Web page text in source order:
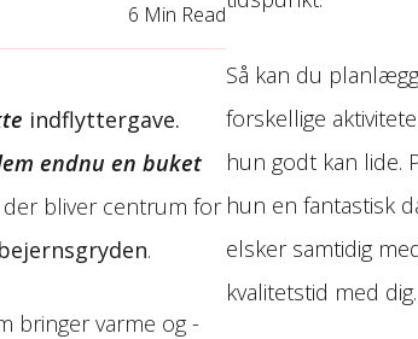
6 Min Read
indflyttergave.
endnu en buket
der bliver centrum for
.
bringer varme og
Så kan du
forskellige
hun godt kan lide.
hun en fantastisk
elsker samtidig
kvalitetstid med dig.